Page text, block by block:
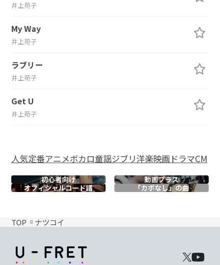
井上苑子
My Way
井上苑子
ラブリー
井上苑子
Get U
井上苑子
人気定番アニメボカロ童謡ジブリ洋楽映画ドラマCM
初心者向け
動画プラス
オフィシャルコード譜 「カポなし」の曲
TOP ナツコイ